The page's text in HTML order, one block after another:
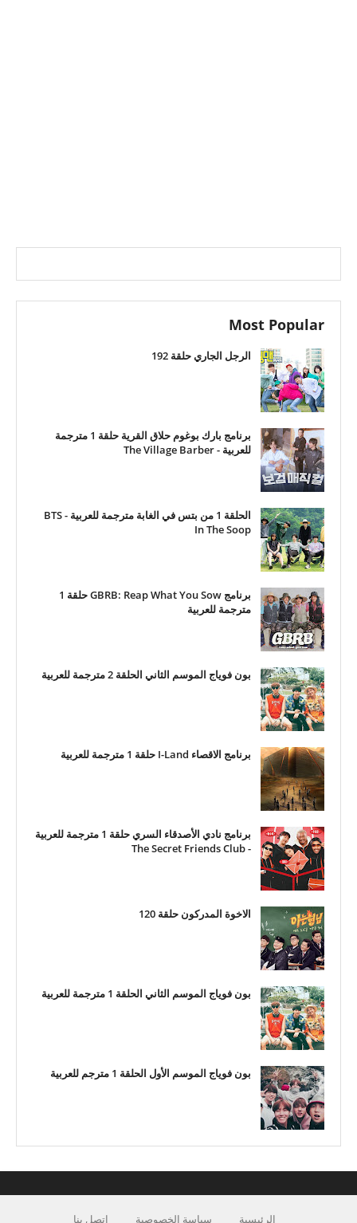
Most Popular
الرجل الجاري حلقة 192
برنامج بارك بوغوم حلاق القرية حلقة 1 مترجمة
للعربية - The Village Barber
الحلقة 1 من بتس في الغابة مترجمة للعربية - BTS
In The Soop
برنامج GBRB: Reap What You Sow حلقة 1
مترجمة للعربية
بون فوياج الموسم الثاني الحلقة 2 مترجمة للعربية
برنامج الاقصاء I-Land حلقة 1 مترجمة للعربية
برنامج نادي الأصدقاء السري حلقة 1 مترجمة للعربية
- The Secret Friends Club
الاخوة المدركون حلقة 120
بون فوياج الموسم الثاني الحلقة 1 مترجمة للعربية
بون فوياج الموسم الأول الحلقة 1 مترجم للعربية
الرئيسية سياسة الخصوصية اتصل بنا